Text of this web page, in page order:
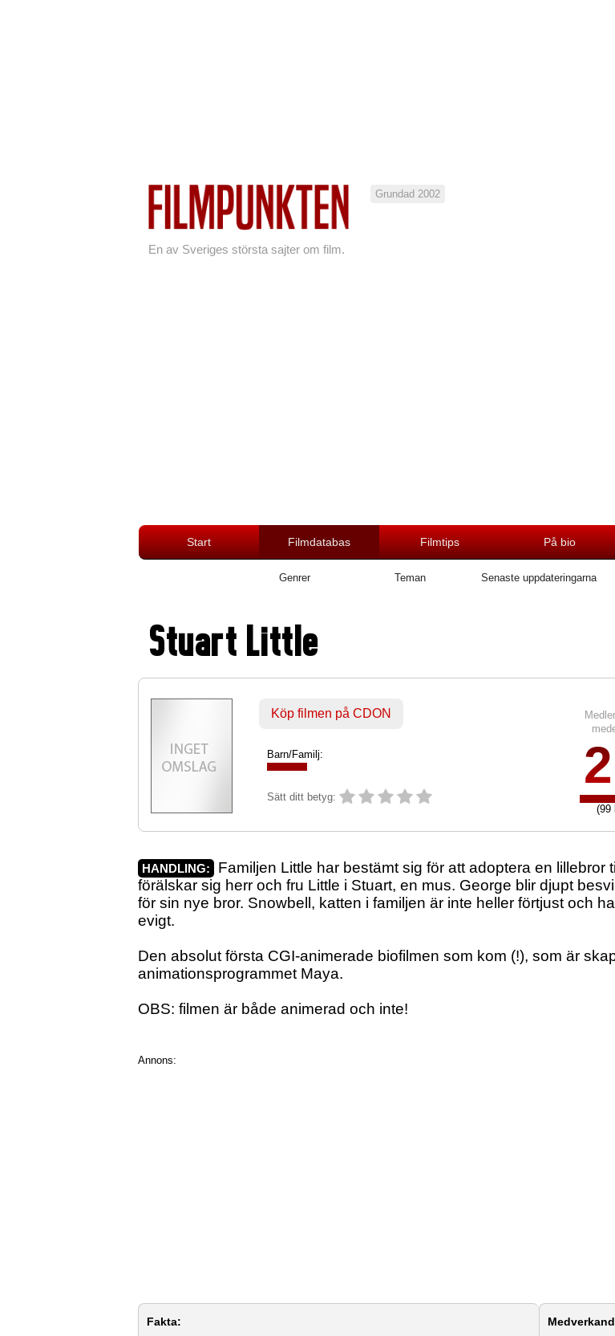
En av Sveriges största sajter om film.
Grundad 2002
Start Filmdatabas Filmtips På bio
Genrer Teman Senaste uppdateringarna
Stuart Little
Köp filmen på CDON
Barn/Familj:
Sätt ditt betyg:
(99
HANDLING:
Familjen Little har bestämt sig för att adoptera en
förälskar sig herr och fru Little i Stuart, en mus. George blir djupt
för sin nye bror. Snowbell, katten i familjen är inte heller förtjust och
evigt.
Den absolut första CGI-animerade biofilmen som kom (!), som är
animationsprogrammet Maya.
OBS: filmen är både animerad och inte!
Annons:
Fakta: